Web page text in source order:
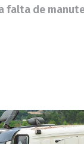
falta de